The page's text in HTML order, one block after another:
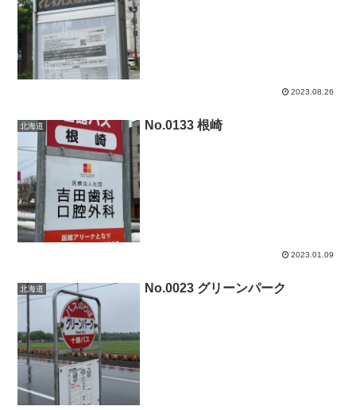
2023.08.26
北海道 No.0133 根崎
2023.01.09
北海道 No.0023 グリーンパーク